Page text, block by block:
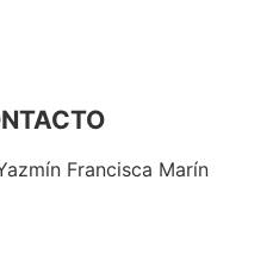
Francisca Marín